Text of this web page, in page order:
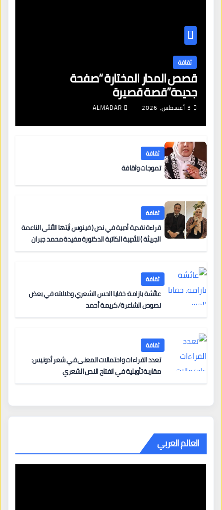
ثقافة
قصص المدار المختارة “صفحة
جديدة”قصة قصيرة
3 أغسطس، 2026 ALMADAR
ثقافة
تموجات وثقافة
ثقافة
قراءة نقدية أدبية في نص ( فينوس أيتها الأنثى الناعمة
الجريئة ) للأديبة الكاتبة الدكتورة مفيدة محمد جبران
ثقافة
عائشة بازامة: خفايا الحس الشعري ودلالاته في بعض
نصوص الشاعرة/ كريمة أحمد
ثقافة
تعدد القراءات واحتمالات المعنى في شعر أدونيس:
مقاربة تأويلية في انفتاح النص الشعري
العالم العربي